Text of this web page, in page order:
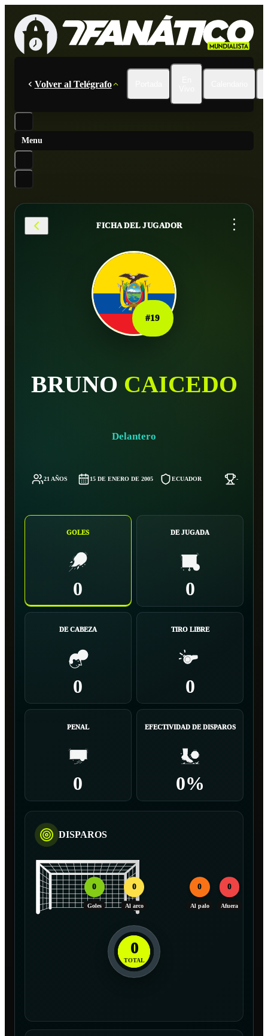
Volver al Telégrafo
Menu
FICHA DEL JUGADOR ...
#19
BRUNO CAICEDO
Delantero
21 AÑOS 15 DE ENERO DE 2005 ECUADOR -
GOLES
0
DE JUGADA
0
DE CABEZA
0
TIRO LIBRE
0
PENAL
0
EFECTIVIDAD DE DISPAROS
0%
DISPAROS
0
Goles
0
Al arco
0
Al palo
0
Afuera
0
TOTAL